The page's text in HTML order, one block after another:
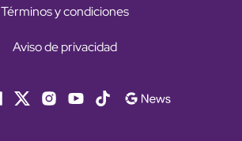
Términos y condiciones
Aviso de privacidad